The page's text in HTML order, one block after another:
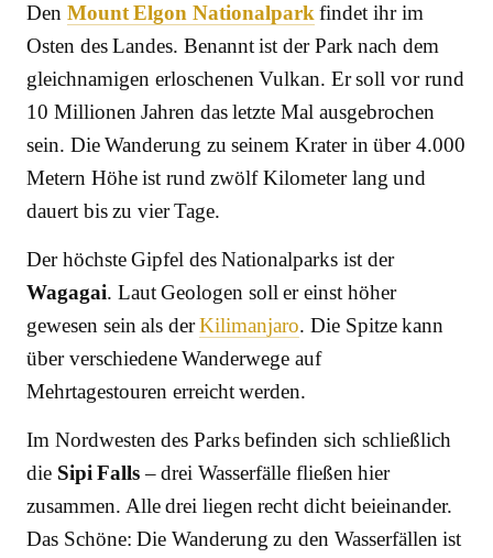
Den Mount Elgon Nationalpark findet ihr im
Osten des Landes. Benannt ist der Park nach dem
gleichnamigen erloschenen Vulkan. Er soll vor rund
10 Millionen Jahren das letzte Mal ausgebrochen
sein. Die Wanderung zu seinem Krater in über 4.000
Metern Höhe ist rund zwölf Kilometer lang und
dauert bis zu vier Tage.
Der höchste Gipfel des Nationalparks ist der
Wagagai. Laut Geologen soll er einst höher
gewesen sein als derKilimanjaro. Die Spitze kann
über verschiedene Wanderwege auf
Mehrtagestouren erreicht werden.
Im Nordwesten des Parks befinden sich schließlich
die Sipi Falls– drei Wasserfälle fließen hier
zusammen. Alle drei liegen recht dicht beieinander.
Das Schöne: Die Wanderung zu den Wasserfällen ist